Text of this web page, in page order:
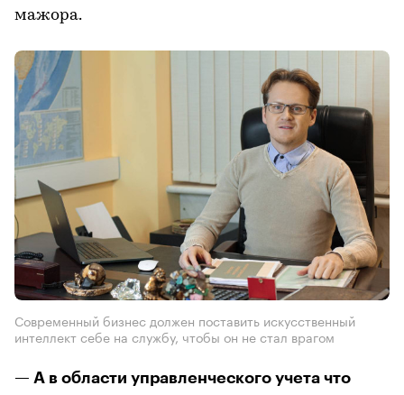
мажора.
Современный бизнес должен поставить искусственный
интеллект себе на службу, чтобы он не стал врагом
— А в области управленческого учета что